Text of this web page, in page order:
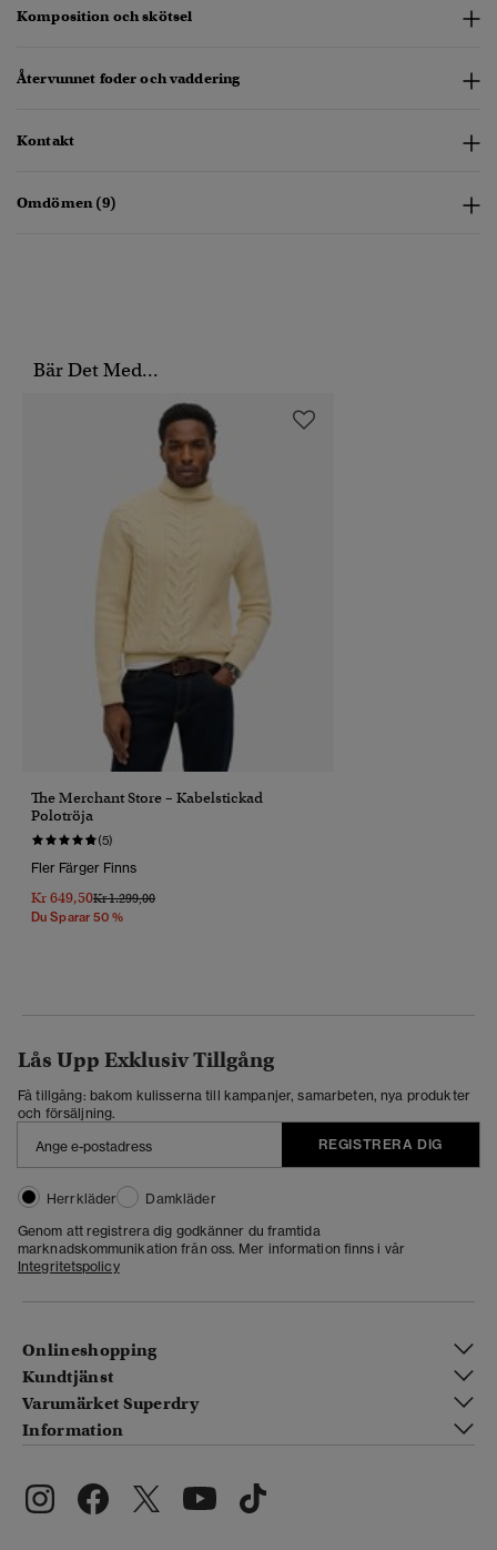
Komposition och skötsel
Återvunnet foder och vaddering
Kontakt
Omdömen (9)
Bär Det Med...
The Merchant Store – Kabelstickad
Polotröja
(5)
Fler Färger Finns
Kr 649,50Pris Reducerat Från
Kr 1.299,00Till
Du Sparar 50 %
Lås Upp Exklusiv Tillgång
Få tillgång: bakom kulisserna till kampanjer, samarbeten, nya produkter
och försäljning.
REGISTRERA DIG
Herrkläder
Damkläder
Genom att registrera dig godkänner du framtida
marknadskommunikation från oss. Mer information finns i vår
Integritetspolicy
Onlineshopping
Kundtjänst
Varumärket Superdry
Information